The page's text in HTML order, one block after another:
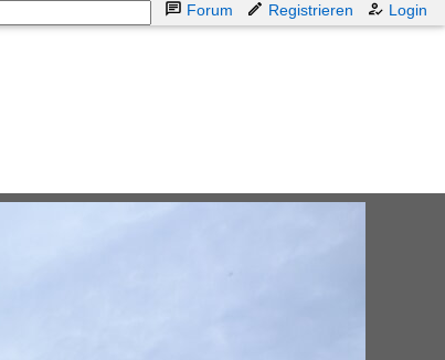
Forum Registrieren Login